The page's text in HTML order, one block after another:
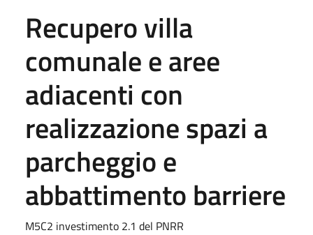
Recupero villa
comunale e aree
adiacenti con
realizzazione spazi a
parcheggio e
abbattimento barriere
M5C2 investimento 2.1 del PNRR